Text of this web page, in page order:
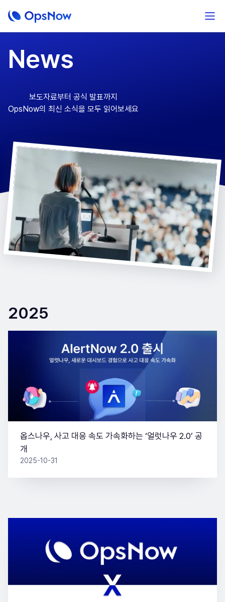
News
보도자료부터 공식 발표까지
OpsNow의 최신 소식을 모두 읽어보세요
2025
옵스나우, 사고 대응 속도 가속화하는 ‘얼럿나우 2.0’ 공
개
2025-10-31